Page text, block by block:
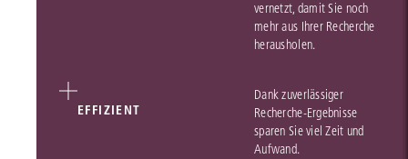
vernetzt, damit Sie noch
mehr aus Ihrer Recherche
herausholen.
EFFIZIENT
Dank zuverlässiger
Recherche-Ergebnisse
sparen Sie viel Zeit und
Aufwand.